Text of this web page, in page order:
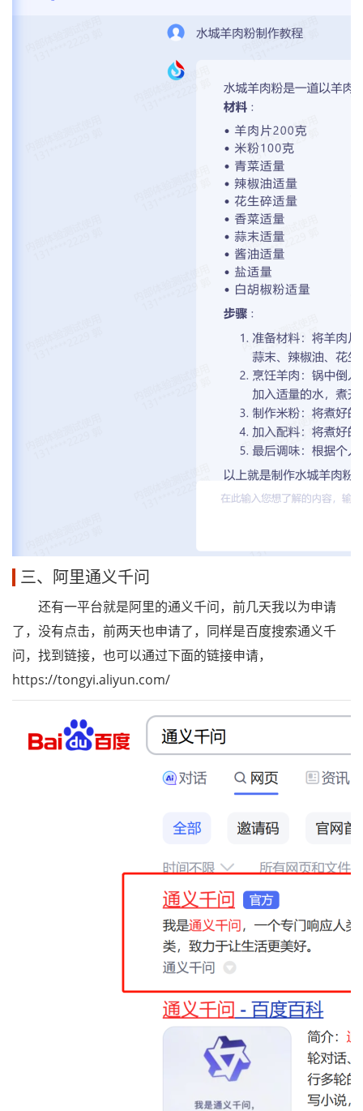
三、阿里通义千问
还有一平台就是阿里的通义千问，前几天我以为申请
了，没有点击，前两天也申请了，同样是百度搜索通义千
问，找到链接，也可以通过下面的链接申请，
https://tongyi.aliyun.com/